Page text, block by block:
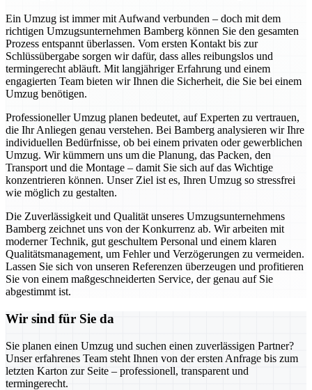
Ein Umzug ist immer mit Aufwand verbunden – doch mit dem
richtigen Umzugsunternehmen Bamberg können Sie den gesamten
Prozess entspannt überlassen. Vom ersten Kontakt bis zur
Schlüssübergabe sorgen wir dafür, dass alles reibungslos und
termingerecht abläuft. Mit langjähriger Erfahrung und einem
engagierten Team bieten wir Ihnen die Sicherheit, die Sie bei einem
Umzug benötigen.
Professioneller Umzug planen bedeutet, auf Experten zu vertrauen,
die Ihr Anliegen genau verstehen. Bei Bamberg analysieren wir Ihre
individuellen Bedürfnisse, ob bei einem privaten oder gewerblichen
Umzug. Wir kümmern uns um die Planung, das Packen, den
Transport und die Montage – damit Sie sich auf das Wichtige
konzentrieren können. Unser Ziel ist es, Ihren Umzug so stressfrei
wie möglich zu gestalten.
Die Zuverlässigkeit und Qualität unseres Umzugsunternehmens
Bamberg zeichnet uns von der Konkurrenz ab. Wir arbeiten mit
moderner Technik, gut geschultem Personal und einem klaren
Qualitätsmanagement, um Fehler und Verzögerungen zu vermeiden.
Lassen Sie sich von unseren Referenzen überzeugen und profitieren
Sie von einem maßgeschneiderten Service, der genau auf Sie
abgestimmt ist.
Wir sind für Sie da
Sie planen einen Umzug und suchen einen zuverlässigen Partner?
Unser erfahrenes Team steht Ihnen von der ersten Anfrage bis zum
letzten Karton zur Seite – professionell, transparent und
termingerecht.